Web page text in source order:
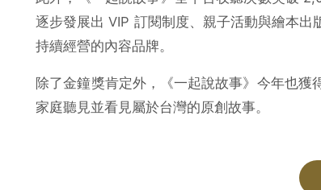
逐步發展出 VIP 訂閱制度、親子活動與繪本出
持續經營的內容品牌。
除了金鐘獎肯定外，《一起說故事》 今年也獲
家庭聽見並看見屬於台灣的原創故事。